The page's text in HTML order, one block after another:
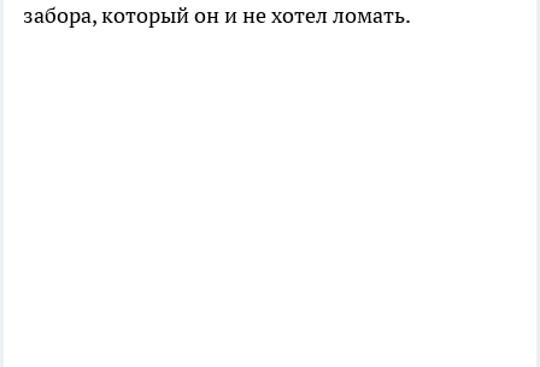
забора, который он и не хотел ломать.